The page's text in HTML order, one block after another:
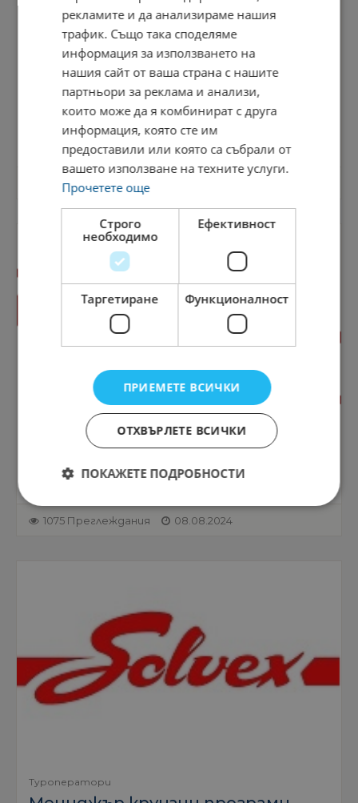
Туроператори
Служител в отдел „Резервации“
2698 Преглеждания
Туроператори
1075 Преглеждания 08.08.2024
Туроператори
рекламите и да анализираме нашия
трафик. Също така споделяме
информация за използването на
нашия сайт от ваша страна с нашите
партньори за реклама и анализи,
които може да я комбинират с друга
информация, която сте им
предоставили или която са събрали от
вашето използване на техните услуги.
Прочетете още
Строго
необходимо
Ефективност
Таргетиране Функционалност
ПРИЕМЕТЕ ВСИЧКИ
ОТХВЪРЛЕТЕ ВСИЧКИ
ПОКАЖЕТЕ ПОДРОБНОСТИ